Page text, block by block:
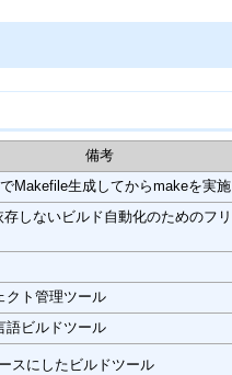
備考
でMakefile生成してからmakeを実施
存しないビルド自動化のためのフ
クト管理ツール
語ビルドツール
スにしたビルドツール